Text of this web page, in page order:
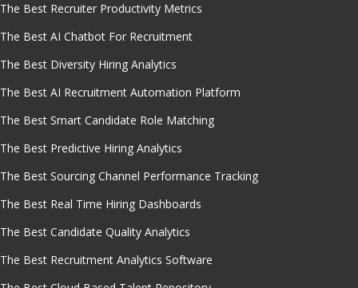
The Best Recruiter Productivity Metrics
The Best AI Chatbot For Recruitment
The Best Diversity Hiring Analytics
The Best AI Recruitment Automation Platform
The Best Smart Candidate Role Matching
The Best Predictive Hiring Analytics
The Best Sourcing Channel Performance Tracking
The Best Real Time Hiring Dashboards
The Best Candidate Quality Analytics
The Best Recruitment Analytics Software